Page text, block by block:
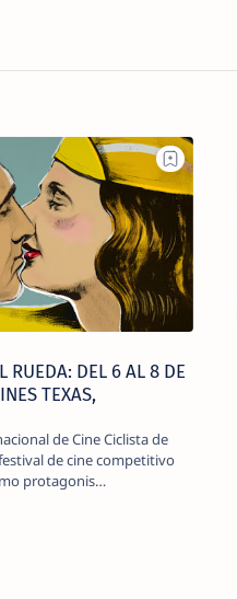
RUEDA: DEL 6 AL 8 DE
TEXAS,
de Cine Ciclista de
de cine competitivo
protagonis…